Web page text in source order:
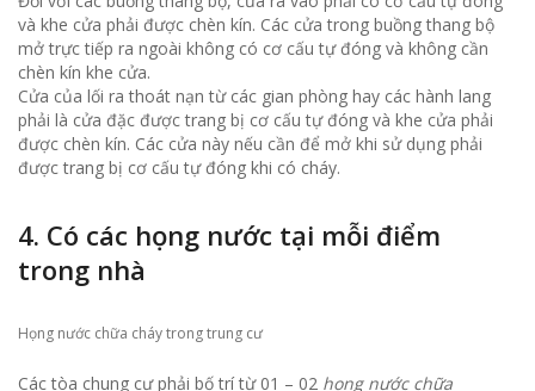
và khe cửa phải được chèn kín. Các cửa trong buồng thang bộ
mở trực tiếp ra ngoài không có cơ cấu tự đóng và không cần
chèn kín khe cửa.
Cửa của lối ra thoát nạn từ các gian phòng hay các hành lang
phải là cửa đặc được trang bị cơ cấu tự đóng và khe cửa phải
được chèn kín. Các cửa này nếu cần để mở khi sử dụng phải
được trang bị cơ cấu tự đóng khi có cháy.
4. Có các họng nước tại mỗi điểm
trong nhà
Họng nước chữa cháy trong trung cư
Các tòa chung cư phải bố trí từ 01 – 02 họng nước chữa